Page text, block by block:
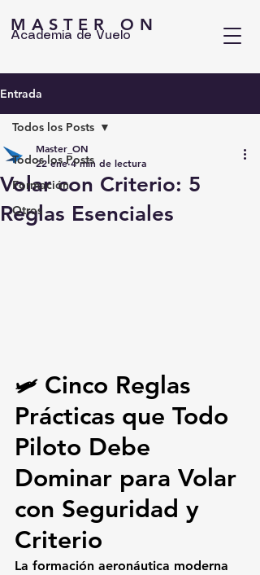
MASTER ON
Academia de Vuelo
Entrada
Todos los Posts
Formación
Otros
Todos los Posts
Volar con Criterio: 5
Reglas Esenciales
Master_ON
22 ene 4 min de lectura
🛩️ Cinco Reglas
Prácticas que Todo
Piloto Debe
Dominar para Volar
con Seguridad y
Criterio
La formación aeronáutica moderna